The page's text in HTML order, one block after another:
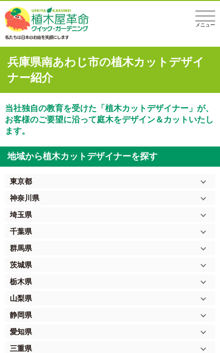
メニュー
兵庫県南あわじ市の植木カットデザイ
ナー紹介
当社独自の教育を受けた「植木カットデザイナー」が、
お客様のご要望に沿って庭木をデザイン＆カットいたし
ます。
地域から植木カットデザイナーを探す
東京都
神奈川県
埼玉県
千葉県
群馬県
茨城県
栃木県
山梨県
静岡県
愛知県
三重県